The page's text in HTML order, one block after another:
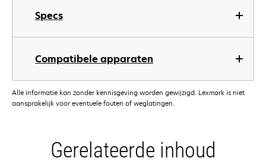
Specs
Compatibele apparaten
Alle informatie kan zonder kennisgeving worden gewijzigd. Lexmark is niet
aansprakelijk voor eventuele fouten of weglatingen.
Gerelateerde inhoud